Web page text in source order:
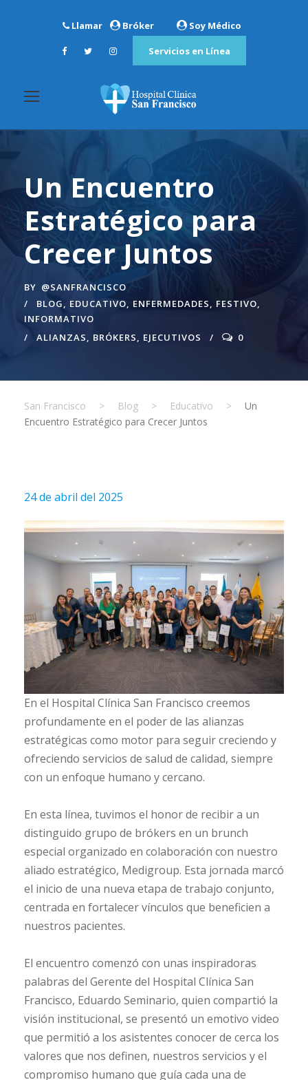
Llamar Bróker Soy Médico
Servicios en Línea
Un Encuentro
Estratégico para
Crecer Juntos
BY @SANFRANCISCO
BLOG, EDUCATIVO, ENFERMEDADES, FESTIVO,
INFORMATIVO
ALIANZAS, BRÓKERS, EJECUTIVOS 0
San Francisco > Blog > Educativo >
Un
Encuentro Estratégico para Crecer Juntos
24 de abril del 2025
En el Hospital Clínica San Francisco creemos
profundamente en el poder de las alianzas
estratégicas como motor para seguir creciendo y
ofreciendo servicios de salud de calidad, siempre
con un enfoque humano y cercano.
En esta línea, tuvimos el honor de recibir a un
distinguido grupo de brókers en un brunch
especial organizado en colaboración con nuestro
aliado estratégico, Medigroup. Esta jornada marcó
el inicio de una nueva etapa de trabajo conjunto,
centrada en fortalecer vínculos que beneficien a
nuestros pacientes.
El encuentro comenzó con unas inspiradoras
palabras del Gerente del Hospital Clínica San
Francisco, Eduardo Seminario, quien compartió la
visión institucional, se presentó un emotivo video
que permitió a los asistentes conocer de cerca los
valores que nos definen, nuestros servicios y el
compromiso humano que guía cada una de